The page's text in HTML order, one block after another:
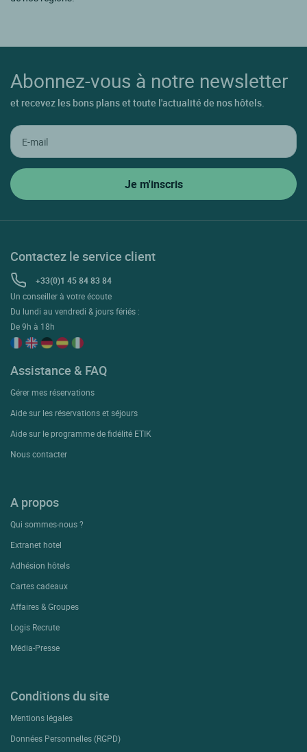
Abonnez-vous à notre newsletter
et recevez les bons plans et toute l'actualité de nos hôtels.
Contactez le service client
+33(0)1 45 84 83 84
Un conseiller à votre écoute
Du lundi au vendredi & jours fériés :
De 9h à 18h
Assistance & FAQ
Gérer mes réservations
Aide sur les réservations et séjours
Aide sur le programme de fidélité ETIK
Nous contacter
A propos
Qui sommes-nous ?
Extranet hotel
Adhésion hôtels
Cartes cadeaux
Affaires & Groupes
Logis Recrute
Média-Presse
Conditions du site
Mentions légales
Données Personnelles (RGPD)